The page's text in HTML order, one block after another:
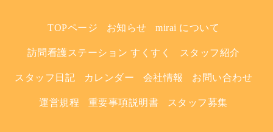
TOPページ お知らせ mirai について
訪問看護ステーション すくすく スタッフ紹介
スタッフ日記 カレンダー 会社情報 お問い合わせ
運営規程 重要事項説明書 スタッフ募集